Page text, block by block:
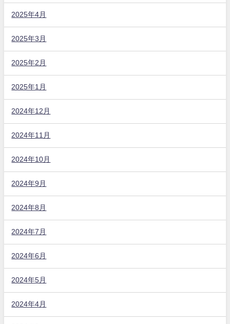
2025年4月
2025年3月
2025年2月
2025年1月
2024年12月
2024年11月
2024年10月
2024年9月
2024年8月
2024年7月
2024年6月
2024年5月
2024年4月